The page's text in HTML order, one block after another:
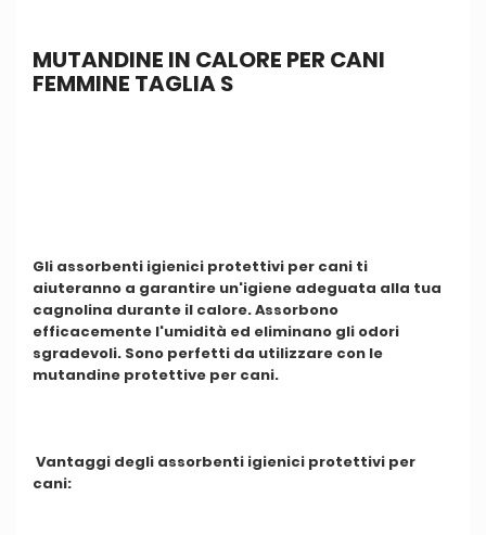
MUTANDINE IN CALORE PER CANI
FEMMINE TAGLIA S
Gli assorbenti igienici protettivi per cani ti
aiuteranno a garantire un'igiene adeguata alla tua
cagnolina durante il calore. Assorbono
efficacemente l'umidità ed eliminano gli odori
sgradevoli. Sono perfetti da utilizzare con le
mutandine protettive per cani.
Vantaggi degli assorbenti igienici protettivi per
cani: